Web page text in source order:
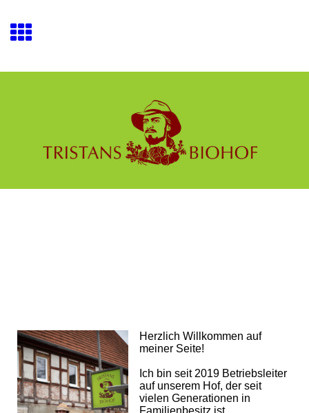
Herzlich Willkommen auf
meiner Seite!
Ich bin seit 2019 Betriebsleiter
auf unserem Hof, der seit
vielen Generationen in